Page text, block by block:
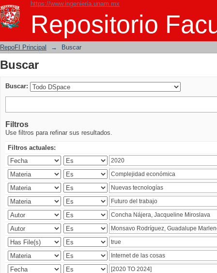
https://www.ingenieria.unam.mx
Repositorio
Buscar
RepoFI Principal → Buscar
Buscar
Buscar:
Filtros
Use filtros para refinar sus resultados.
Filtros actuales: